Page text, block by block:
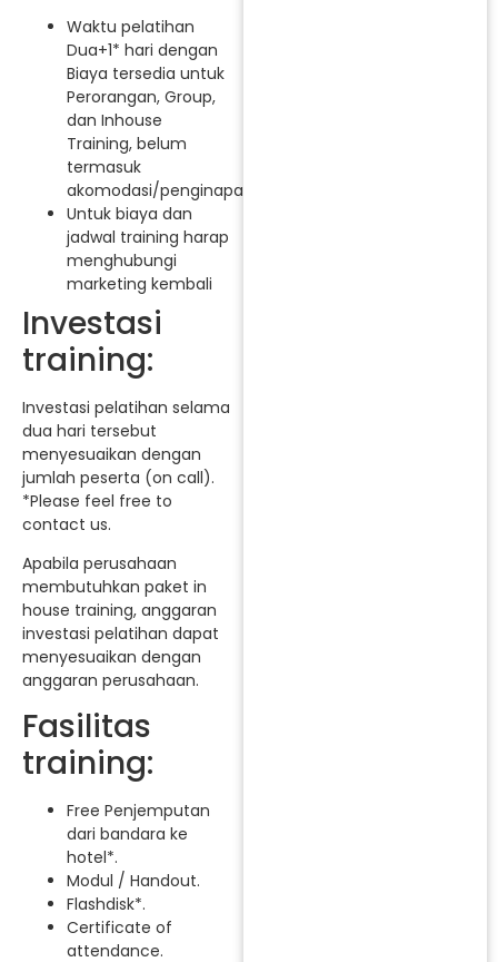
Waktu pelatihan
Dua+1* hari dengan
Biaya tersedia untuk
Perorangan, Group,
dan Inhouse
Training, belum
termasuk
akomodasi/penginapan.
Untuk biaya dan
jadwal training harap
menghubungi
marketing kembali
Investasi
training:
Investasi pelatihan selama
dua hari tersebut
menyesuaikan dengan
jumlah peserta (on call).
*Please feel free to
contact us.
Apabila perusahaan
membutuhkan paket in
house training, anggaran
investasi pelatihan dapat
menyesuaikan dengan
anggaran perusahaan.
Fasilitas
training:
Free Penjemputan
dari bandara ke
hotel*.
Modul / Handout.
Flashdisk*.
Certificate of
attendance.